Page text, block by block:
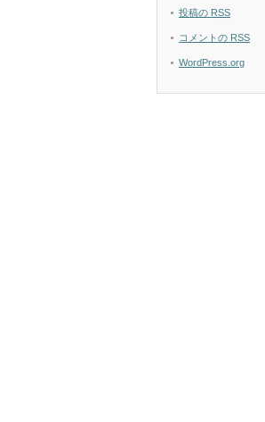
投稿の RSS
コメントの RSS
WordPress.org